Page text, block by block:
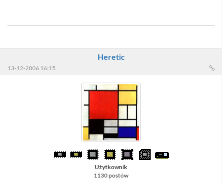
Heretic
13-12-2006 16:15
Użytkownik
1130 postów